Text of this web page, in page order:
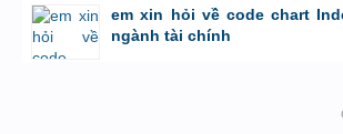
bởi 8/8/26 lúc 11:11
em xin hỏi về code chart
ngành tài chính